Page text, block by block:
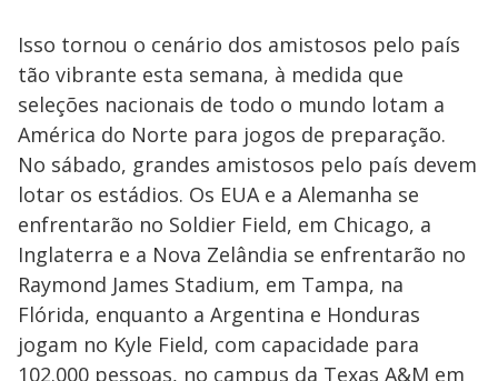
Isso tornou o cenário dos amistosos pelo país
tão vibrante esta semana, à medida que
seleções nacionais de todo o mundo lotam a
América do Norte para jogos de preparação.
No sábado, grandes amistosos pelo país devem
lotar os estádios. Os EUA e a Alemanha se
enfrentarão no Soldier Field, em Chicago, a
Inglaterra e a Nova Zelândia se enfrentarão no
Raymond James Stadium, em Tampa, na
Flórida, enquanto a Argentina e Honduras
jogam no Kyle Field, com capacidade para
102.000 pessoas, no campus da Texas A&M em